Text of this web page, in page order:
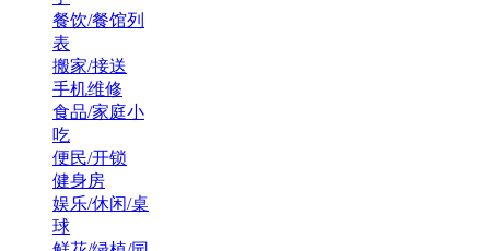
餐饮/餐馆列
表
搬家/接送
手机维修
食品/家庭小
吃
便民/开锁
健身房
娱乐/休闲/桌
球